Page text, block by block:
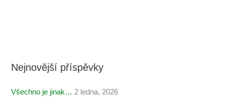
Nejnovější příspěvky
Všechno je jinak… 2 ledna, 2026